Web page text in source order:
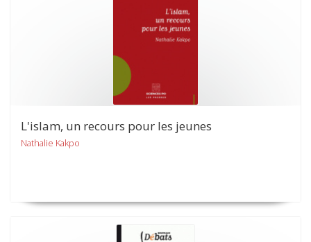
L'islam, un recours pour les jeunes
Nathalie Kakpo